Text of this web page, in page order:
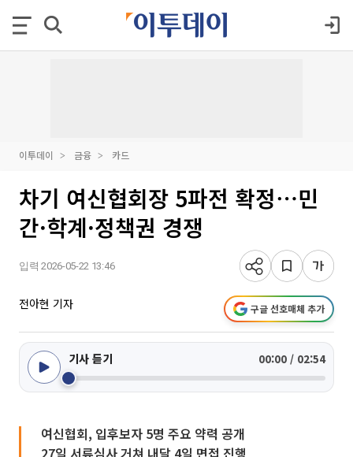
이투데이 금융 카드
차기 여신협회장 5파전 확정⋯민
간·학계·정책권 경쟁
입력 2026-05-22 13:46
전아현 기자 구글 선호매체 추가
기사 듣기 00:00 / 02:54
여신협회, 입후보자 5명 주요 약력 공개
27일 서류심사 거쳐 내달 4일 면접 진행